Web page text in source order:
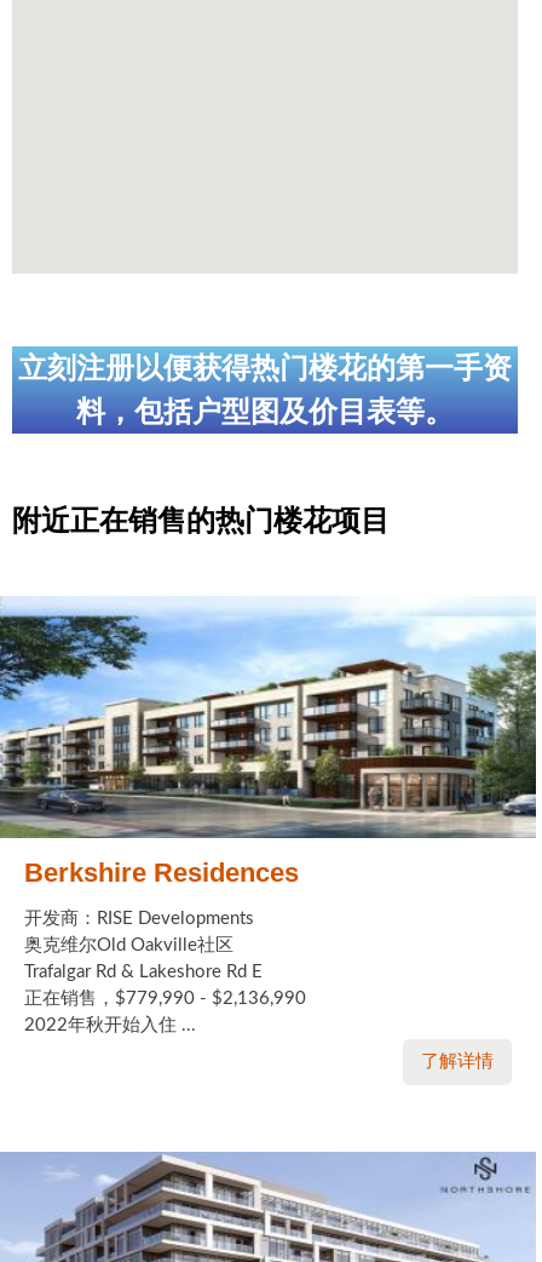
立刻注册以便获得热门楼花的第一手资
料，包括户型图及价目表等。
附近正在销售的热门楼花项目
Berkshire Residences
开发商：RISE Developments
奥克维尔Old Oakville社区
Trafalgar Rd & Lakeshore Rd E
正在销售，$779,990 - $2,136,990
2022年秋开始入住 ...
了解详情